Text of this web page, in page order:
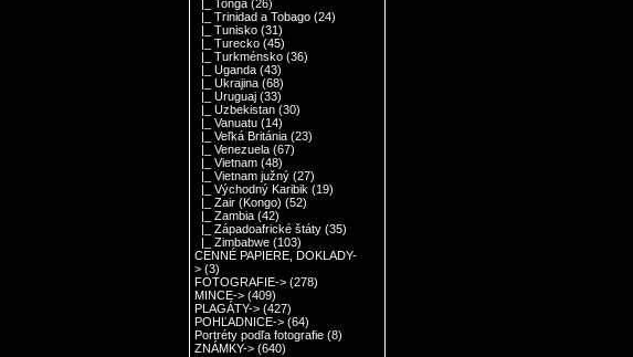
|_ Tonga (26)
|_ Trinidad a Tobago (24)
|_ Tunisko (31)
|_ Turecko (45)
|_ Turkménsko (36)
|_ Uganda (43)
|_ Ukrajina (68)
|_ Uruguaj (33)
|_ Uzbekistan (30)
|_ Vanuatu (14)
|_ Veľká Británia (23)
|_ Venezuela (67)
|_ Vietnam (48)
|_ Vietnam južný (27)
|_ Východný Karibik (19)
|_ Zair (Kongo) (52)
|_ Zambia (42)
|_ Západoafrické štáty (35)
|_ Zimbabwe (103)
CENNÉ PAPIERE, DOKLADY-
> (3)
FOTOGRAFIE-> (278)
MINCE-> (409)
PLAGÁTY-> (427)
POHĽADNICE-> (64)
Portréty podľa fotografie (8)
ZNÁMKY-> (640)